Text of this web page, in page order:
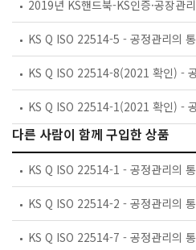
2019년 KS핸드북-KS인증·공장관리
다른 사람이 함께 구입한 상품